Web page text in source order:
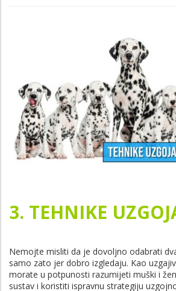
3. TEHNIKE
Nemojte misliti da je dovoljno odabrati
samo zato jer dobro izgledaju. Kao
morate u potpunosti razumijeti muški i
sustav i koristiti ispravnu strategiju